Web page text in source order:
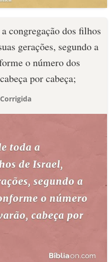
congregação dos filhos
gerações, segundo a
o número dos
por cabeça;